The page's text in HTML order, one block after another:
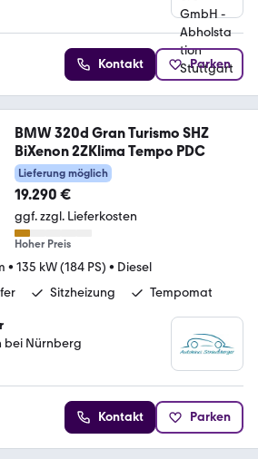
Kontakt Parken
BMW 320d Gran Turismo SHZ
BiXenon 2ZKlima Tempo PDC
Lieferung möglich
19.290 €
ggf. zzgl. Lieferkosten
Hoher Preis
• 135 kW (184 PS) • Diesel
Sitzheizung Tempomat
bei Nürnberg
Kontakt Parken